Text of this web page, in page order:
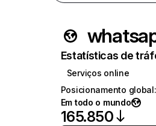
Estatísticas de
Serviços online
Posicionamento global:
Em todo o mundo
165.850